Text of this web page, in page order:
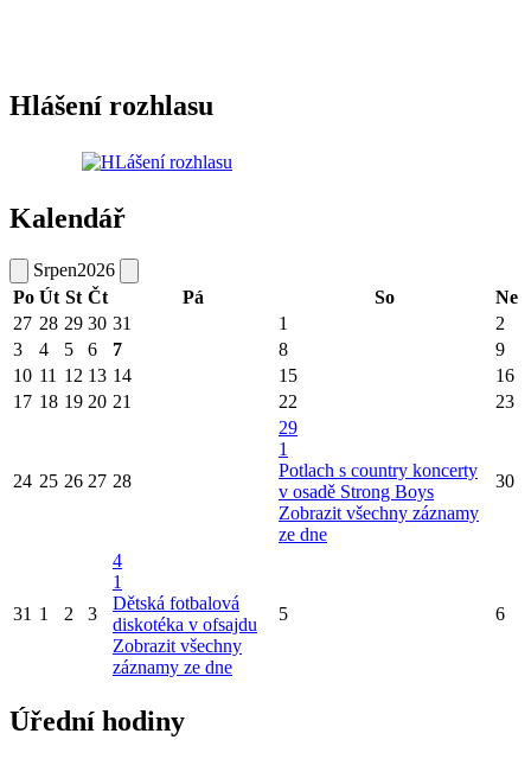
Hlášení rozhlasu
Kalendář
Srpen2026
Po Út St Čt Pá So
Ne
27 28 29 30 31 1
2
3
4 5 6 7 8
9
10 11 12 13 14 15
16
17 18 19 20 21 22 23
24 25 26 27 28
29
1
Potlach s country koncerty
v osadě Strong Boys
Zobrazit všechny záznamy
ze dne
30
31 1 2 3
4
1
Dětská fotbalová
diskotéka v ofsajdu
Zobrazit všechny
záznamy ze dne
5 6
Úřední hodiny